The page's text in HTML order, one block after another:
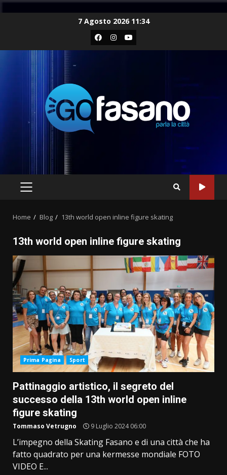
7 Agosto 2026 11:34
Facebook
Instagram
Youtube
PRIMARY
Home Blog 13th world open inline figure skating
13th world open inline figure skating
Prima Pagina Sport
Pattinaggio artistico, il segreto del
successo della 13th world open inline
figure skating
Tommaso Vetrugno 9 Luglio 2024 06:00
L’impegno della Skating Fasano e di una città che ha
fatto quadrato per una kermesse mondiale FOTO
VIDEO E...